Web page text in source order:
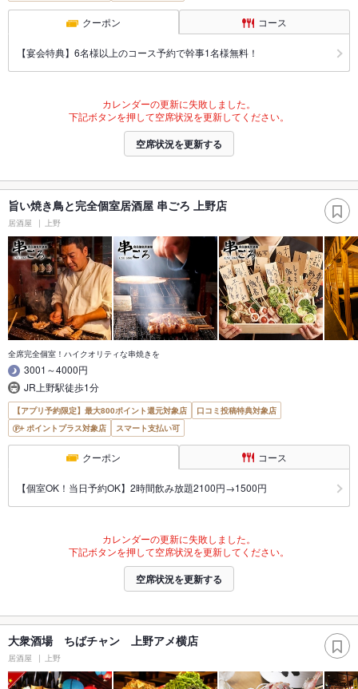
クーポン コース
【宴会特典】6名様以上のコース予約で幹事1名様無料！
カレンダーの更新に失敗しました。
下記ボタンを押して空席状況を更新してください。
空席状況を更新する
旨い焼き鳥と完全個室居酒屋 串ごろ 上野店
居酒屋 上野
全席完全個室！ハイクオリティな串焼きを
3001～4000円
JR上野駅徒歩1分
【アプリ予約限定】最大800ポイント還元対象店
口コミ投稿特典対象店
ポイントプラス対象店
スマート支払い可
クーポン コース
【個室OK！当日予約OK】2時間飲み放題2100円→1500円
カレンダーの更新に失敗しました。
下記ボタンを押して空席状況を更新してください。
空席状況を更新する
大衆酒場 ちばチャン 上野アメ横店
居酒屋 上野